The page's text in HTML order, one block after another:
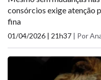
consórcios exige atenção
fina
01/04/2026 | 21h37 | Por